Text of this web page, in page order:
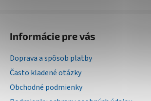
Informácie pre vás
Doprava a spôsob platby
Často kladené otázky
Obchodné podmienky